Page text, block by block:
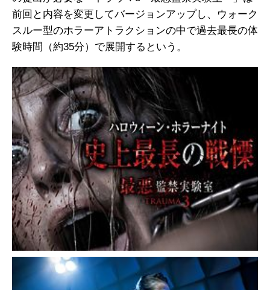
前回と内容を変更してバージョンアップし、ウォーク
スルー型のホラーアトラクションの中で過去最長の体
験時間（約35分）で展開するという。